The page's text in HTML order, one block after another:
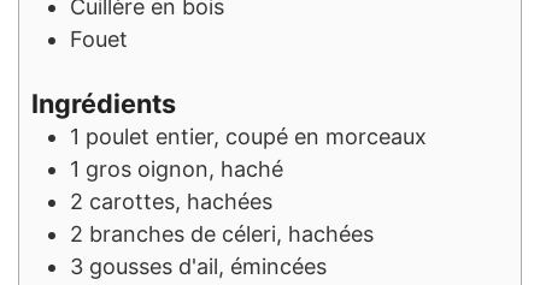
Cuillère en bois
Fouet
Ingrédients
1 poulet entier, coupé en morceaux
1 gros oignon, haché
2 carottes, hachées
2 branches de céleri, hachées
3 gousses d'ail, émincées